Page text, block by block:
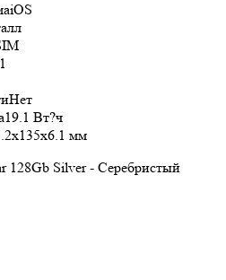
iOS
1
Нет
19.1 Вт?ч
мм